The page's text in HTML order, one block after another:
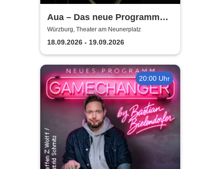
Aua – Das neue Programm
von Robert Alan | Theater am
Neunerplatz
Würzburg, Theater am Neunerplatz
18.09.2026 - 19.09.2026
20:00 Uhr